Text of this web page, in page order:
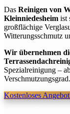
Das Reinigen von
Kleinniedesheim ist
großflächige
Witterungsschmutz
Wir übernehmen
Spezialreinigung –
Verschmutzungsgrad.
Kostenloses